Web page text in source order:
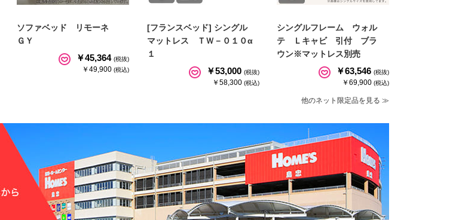
ソファベッド リモーネ
ＧＹ
￥45,364 (税抜)
￥49,900(税込)
[フランスベッド] シングル
マットレス ＴＷ－０１０α
１
￥53,000 (税抜)
￥58,300 (税込)
シングルフレーム ウォル
テ Ｌキャビ 引付 ブラ
ウン※マットレス別売
￥63,546 (税抜)
￥69,900 (税込)
他のネット限定品を見る ≫